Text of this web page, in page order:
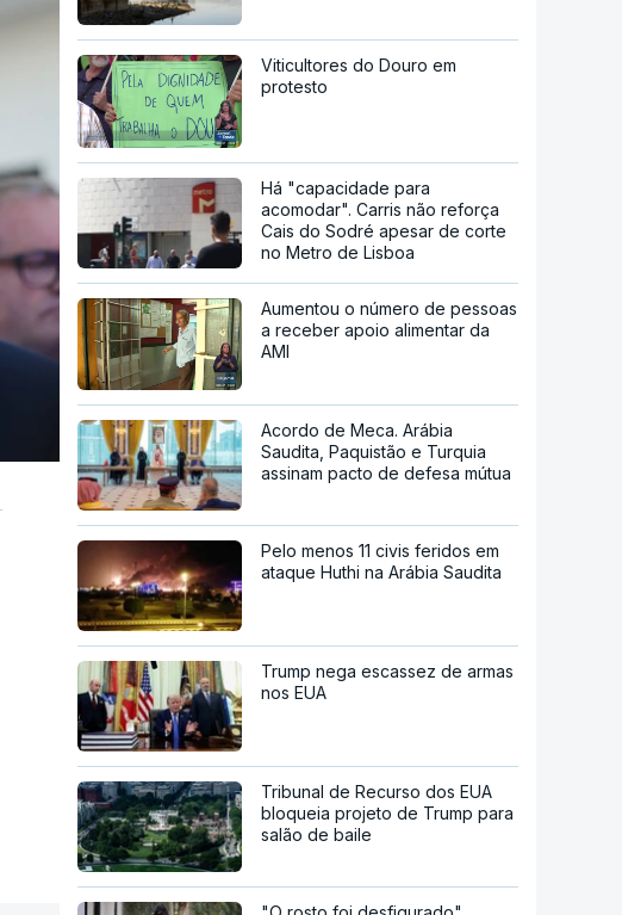
Viticultores do Douro em
protesto
Há "capacidade para
acomodar". Carris não reforça
Cais do Sodré apesar de corte
no Metro de Lisboa
Aumentou o número de pessoas
a receber apoio alimentar da
AMI
Acordo de Meca. Arábia
Saudita, Paquistão e Turquia
assinam pacto de defesa mútua
Pelo menos 11 civis feridos em
ataque Huthi na Arábia Saudita
Trump nega escassez de armas
nos EUA
Tribunal de Recurso dos EUA
bloqueia projeto de Trump para
salão de baile